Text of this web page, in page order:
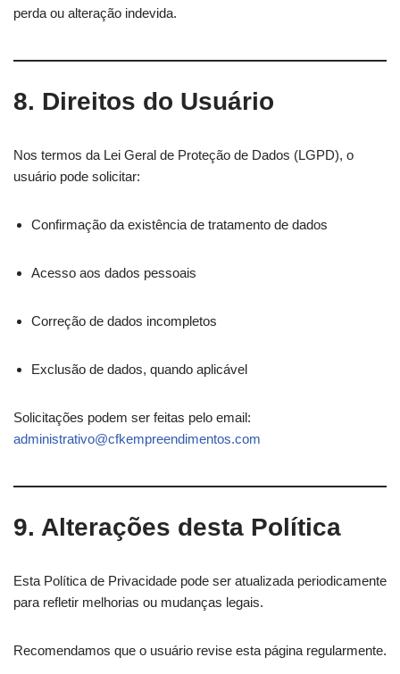
perda ou alteração indevida.
8. Direitos do Usuário
Nos termos da Lei Geral de Proteção de Dados (LGPD), o
usuário pode solicitar:
Confirmação da existência de tratamento de dados
Acesso aos dados pessoais
Correção de dados incompletos
Exclusão de dados, quando aplicável
Solicitações podem ser feitas pelo email:
administrativo@cfkempreendimentos.com
9. Alterações desta Política
Esta Política de Privacidade pode ser atualizada periodicamente
para refletir melhorias ou mudanças legais.
Recomendamos que o usuário revise esta página regularmente.